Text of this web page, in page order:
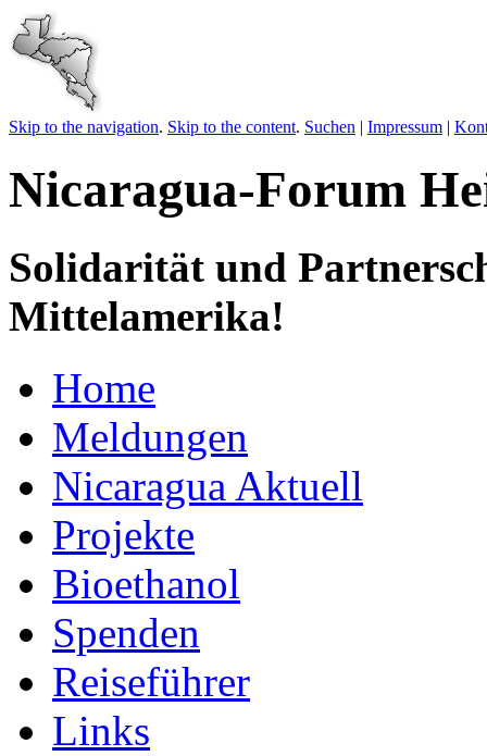
Skip to the navigation. Skip to the content. Suchen | Impressum |
Nicaragua-Forum
Solidarität und
Mittelamerika!
Home
Meldungen
Nicaragua Aktuell
Projekte
Bioethanol
Spenden
Reiseführer
Links